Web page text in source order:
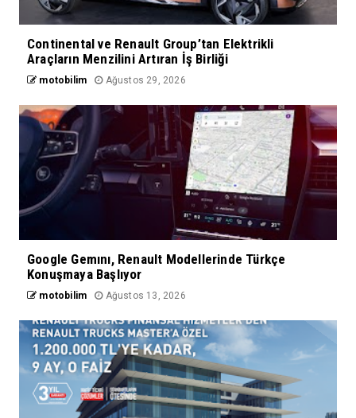
Continental ve Renault Group’tan Elektrikli
Araçların Menzilini Artıran İş Birliği
motobilim Ağustos 29, 2026
Google Gemını, Renault Modellerinde Türkçe
Konuşmaya Başlıyor
motobilim Ağustos 13, 2026